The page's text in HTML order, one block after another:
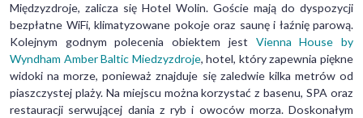
Międzyzdroje, zalicza się Hotel Wolin. Goście mają do dyspozycji
bezpłatne WiFi, klimatyzowane pokoje oraz saunę i łaźnię parową.
Kolejnym godnym polecenia obiektem jest Vienna House by
Wyndham Amber Baltic Miedzyzdroje, hotel, który zapewnia piękne
widoki na morze, ponieważ znajduje się zaledwie kilka metrów od
piaszczystej plaży. Na miejscu można korzystać z basenu, SPA oraz
restauracji serwującej dania z ryb i owoców morza. Doskonałym